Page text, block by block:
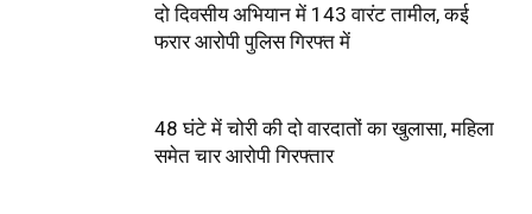
दो दिवसीय अभियान में 143 वारंट तामील, कई
फरार आरोपी पुलिस गिरफ्त में
48 घंटे में चोरी की दो वारदातों का खुलासा, महिला
समेत चार आरोपी गिरफ्तार